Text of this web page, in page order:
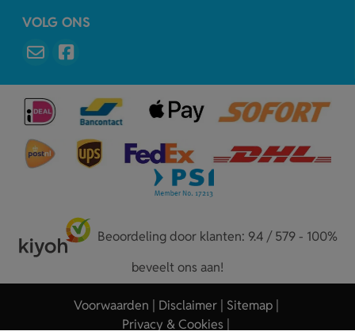
VOLG ONS
Beoordeling door klanten: 9.4 / 579 - 100%
beveelt ons aan!
Voorwaarden Disclaimer
Sitemap
Privacy & Cookies